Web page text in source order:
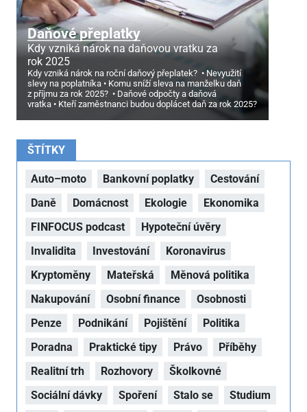
Daňové přeplatky
Kdy vzniká nárok na daňovou vratku za
rok 2025
Kdy vzniká nárok na roční daňový přeplatek?
Nevyužití
slevy na poplatníka
Komu sníží sleva na manželku daň
z příjmu za rok 2025?
Daňové odpočty a daňová
vratka
Kteří zaměstnanci budou doplácet daň za rok 2025?
ŠTÍTKY
Auto–moto Bankovní poplatky
Cestování
Daně
Domácnost Ekologie
Ekonomika
FINFOCUS podcast
Hypoteční úvěry
Invalidita
Investování
Koronavirus
Kryptoměny
Mateřská
Měnová politika
Nakupování
Osobní finance
Osobnosti
Penze
Podnikání Pojištění
Politika
Poradna
Praktické tipy Právo
Příběhy
Realitní trh
Rozhovory
Školkovné
Sociální dávky
Spoření Stalo se
Studium